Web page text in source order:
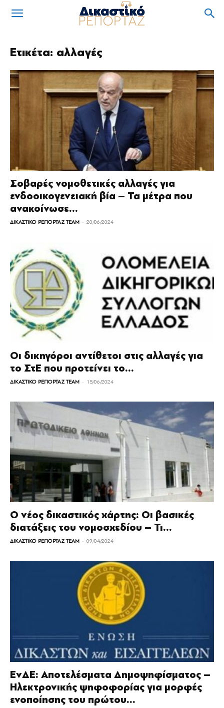
Ετικέτα: αλλαγές
Σοβαρές νομοθετικές αλλαγές για
ενδοοικογενειακή βία – Τα μέτρα που
ανακοίνωσε...
ΔΙΚΑΣΤΙΚΟ ΡΕΠΟΡΤΑΖ TEAM - 20/06/2024
Οι δικηγόροι αντίθετοι στις αλλαγές για
το ΣτΕ που προτείνει το...
ΔΙΚΑΣΤΙΚΟ ΡΕΠΟΡΤΑΖ TEAM - 15/06/2024
Ο νέος δικαστικός χάρτης: Οι βασικές
διατάξεις του νομοσχεδίου – Τι...
ΔΙΚΑΣΤΙΚΟ ΡΕΠΟΡΤΑΖ TEAM - 09/04/2024
ΕνΔΕ: Αποτελέσματα Δημοψηφίσματος –
Ηλεκτρονικής ψηφοφορίας για μορφές
ενοποίησης του πρώτου...